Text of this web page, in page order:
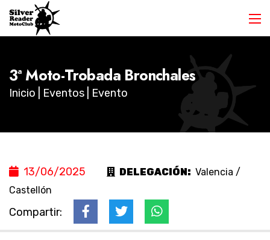
3ª Moto-Trobada Bronchales
Inicio Eventos | Evento
13/06/2025 DELEGACIÓN: Valencia /
Castellón
Compartir: